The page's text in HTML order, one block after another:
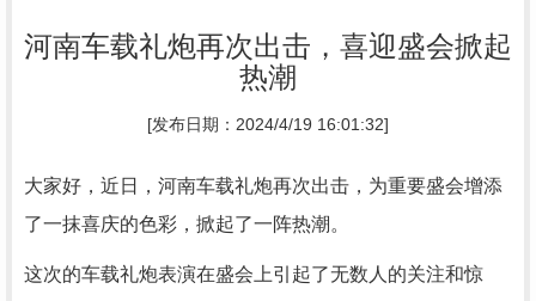
河南车载礼炮再次出击，喜迎盛会掀起
热潮
[发布日期：2024/4/19 16:01:32]
大家好，近日，河南车载礼炮再次出击，为重要盛会增添
了一抹喜庆的色彩，掀起了一阵热潮。
这次的车载礼炮表演在盛会上引起了无数人的关注和惊